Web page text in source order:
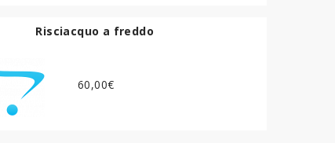
Risciacquo a freddo
60,00€